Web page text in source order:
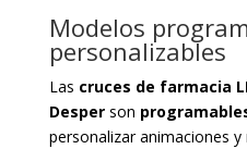
Modelos
personalizables
Las cruces de farmacia
Desperson
personalizar animaciones